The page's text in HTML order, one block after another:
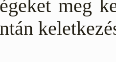
meg